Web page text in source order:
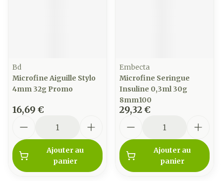
Bd
Microfine Aiguille Stylo
4mm 32g Promo
16,69 €
Ajouter au
panier
Embecta
Microfine Seringue
Insuline 0,3ml 30g
8mm100
29,32 €
Ajouter au
panier